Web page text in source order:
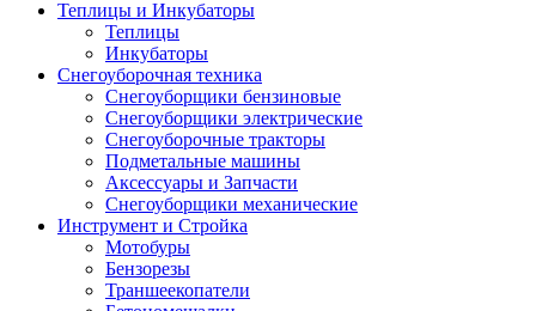
Теплицы и Инкубаторы
Теплицы
Инкубаторы
Снегоуборочная техника
Снегоуборщики бензиновые
Снегоуборщики электрические
Снегоуборочные тракторы
Подметальные машины
Аксессуары и Запчасти
Снегоуборщики механические
Инструмент и Стройка
Мотобуры
Бензорезы
Траншеекопатели